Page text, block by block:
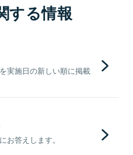
する情報
実施日の新しい順に掲載
お答えします。